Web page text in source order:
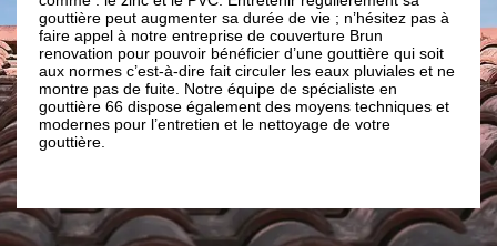
pas à
soit
et ne
et
travaux de gouttières et cela en toutes circonstances. Ayant
les savoir-faire, nous vous assurons que le résultat sera en
parfait accord avec le style architectural de votre habitation
et donnera encore plus de valeur à celle-ci. Notre équipe
d’artisan couvreur 66500 feront tout pour donner une
excellente étanchéité à votre gouttière dans la ville de
Nohedes 66500. Ainsi, pour des prestations de qualité en
travaux de gouttière ; vous pouvez compter sur notre